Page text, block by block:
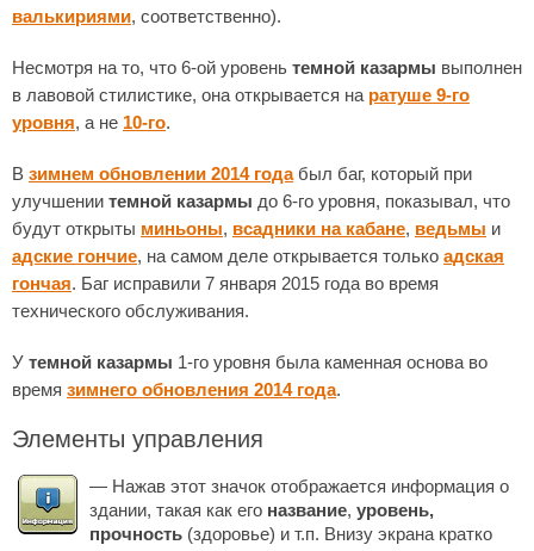
валькириями, соответственно).
Несмотря на то, что 6-ой уровень темной казармы выполнен
в лавовой стилистике, она открывается на ратуше 9-го
уровня, а не 10-го.
В зимнем обновлении 2014 годабыл баг, который при
улучшении темной казармы до 6-го уровня, показывал, что
будут открыты миньоны, всадники на кабане, ведьмы и
адские гончие, на самом деле открывается только адская
гончая. Баг исправили 7 января 2015 года во время
технического обслуживания.
У темной казармы 1-го уровня была каменная основа во
время зимнего обновления 2014 года.
Элементы управления
— Нажав этот значок отображается информация о
здании, такая как его название, уровень,
прочность (здоровье) и т.п. Внизу экрана кратко